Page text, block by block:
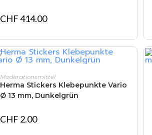
CHF414.00
IN DEN WARENKORB
Moderationsmittel
Herma Stickers Klebepunkte Vario
Ø 13 mm, Dunkelgrün
CHF 2.00